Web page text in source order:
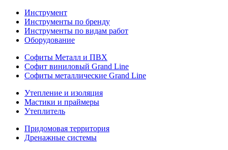
Инструмент
Инструменты по бренду
Инструменты по видам работ
Оборудование
Софиты Металл и ПВХ
Софит виниловый Grand Line
Софиты металлические Grand Line
Утепление и изоляция
Мастики и праймеры
Утеплитель
Придомовая территория
Дренажные системы